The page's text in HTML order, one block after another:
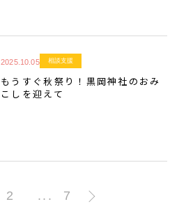
2025.10.05 相談支援
もうすぐ秋祭り！黒岡神社のおみ
こしを迎えて
2 7